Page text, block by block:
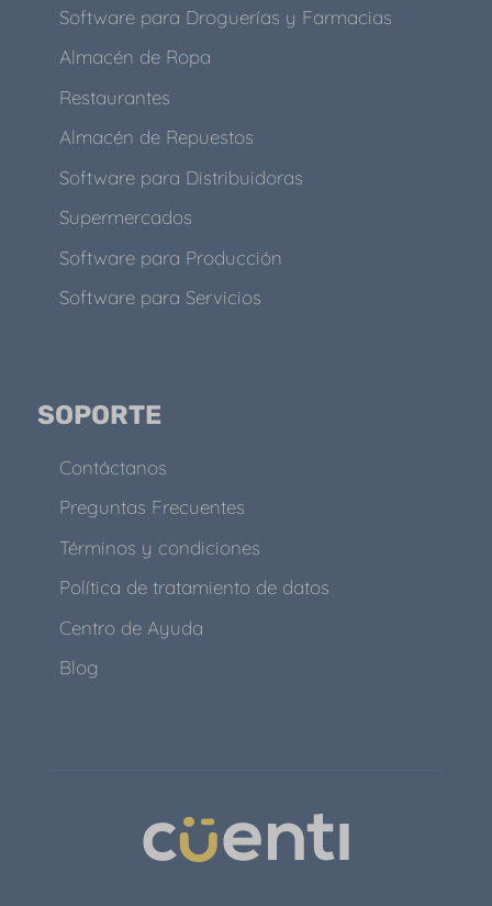
Software para Droguerías y Farmacias
Almacén de Ropa
Restaurantes
Almacén de Repuestos
Software para Distribuidoras
Supermercados
Software para Producción
Software para Servicios
SOPORTE
Contáctanos
Preguntas Frecuentes
Términos y condiciones
Política de tratamiento de datos
Centro de Ayuda
Blog